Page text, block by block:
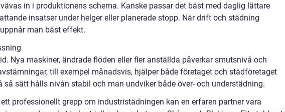
in i produktionens schema. Kanske passar det bäst med daglig lättare
insatser under helger eller planerade stopp. När drift och städning
man bäst effekt.
Nya maskiner, ändrade flöden eller fler anställda påverkar smutsnivå och
till exempel månadsvis, hjälper både företaget och städföretaget
så sätt hålls nivån stabil och man undviker både över- och understädning.
professionellt grepp om industristädningen kan en erfaren partner vara